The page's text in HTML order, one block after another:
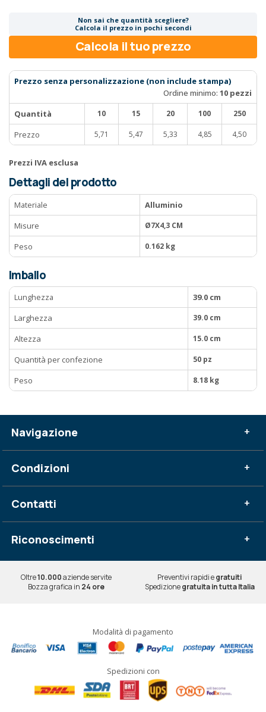
Non sai che quantità scegliere?
Calcola il prezzo in pochi secondi
Calcola il tuo prezzo
Prezzo senza personalizzazione (non include stampa)
Ordine minimo: 10 pezzi
Quantità
10 15 20 100 250
Prezzo 5,71 5,47 5,33 4,85 4,50
Prezzi IVA esclusa
Dettagli del prodotto
Materiale
Alluminio
Misure
Ø7X4,3 CM
Peso 0.162 kg
Imballo
Lunghezza
39.0 cm
Larghezza
39.0 cm
Altezza 15.0 cm
Quantità per confezione 50 pz
Peso 8.18 kg
Navigazione +
Condizioni +
Contatti +
Riconoscimenti +
Oltre10.000aziende servite Preventivi rapidi egratuiti
Bozza grafica in 24 ore Spedizionegratuita in tutta Italia
Modalità di pagamento
Spedizioni con